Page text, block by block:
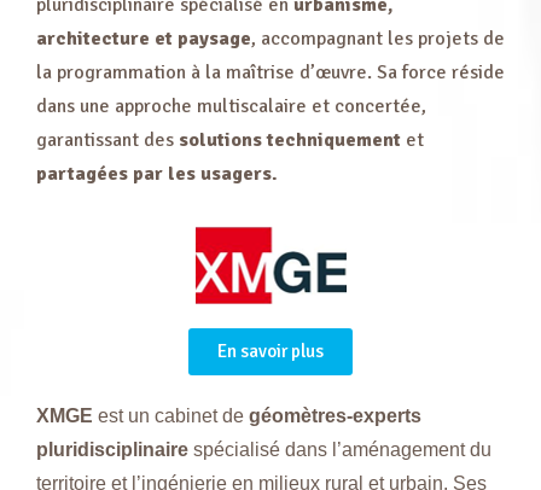
pluridisciplinaire spécialisé en urbanisme,
architecture et paysage, accompagnant les projets de
la programmation à la maîtrise d’œuvre. Sa force réside
dans une approche multiscalaire et concertée,
garantissant des solutions techniquement et
partagées par les usagers.
En savoir plus
XMGE est un cabinet de géomètres-experts
pluridisciplinaire spécialisé dans l’aménagement du
territoire et l’ingénierie en milieux rural et urbain. Ses